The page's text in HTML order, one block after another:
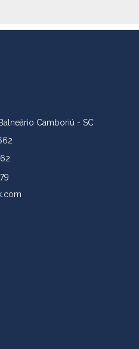
Camboriú - SC